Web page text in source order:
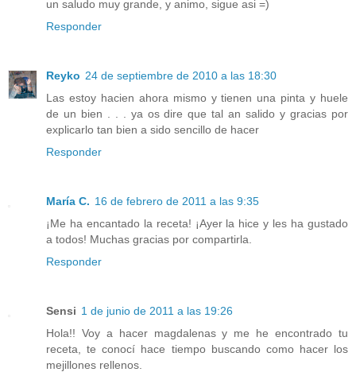
un saludo muy grande, y animo, sigue asi =)
Responder
Reyko 24 de septiembre de 2010 a las 18:30
Las estoy hacien ahora mismo y tienen una pinta y huele
de un bien . . . ya os dire que tal an salido y gracias por
explicarlo tan bien a sido sencillo de hacer
Responder
María C. 16 de febrero de 2011 a las 9:35
¡Me ha encantado la receta! ¡Ayer la hice y les ha gustado
a todos! Muchas gracias por compartirla.
Responder
Sensi 1 de junio de 2011 a las 19:26
Hola!! Voy a hacer magdalenas y me he encontrado tu
receta, te conocí hace tiempo buscando como hacer los
mejillones rellenos.